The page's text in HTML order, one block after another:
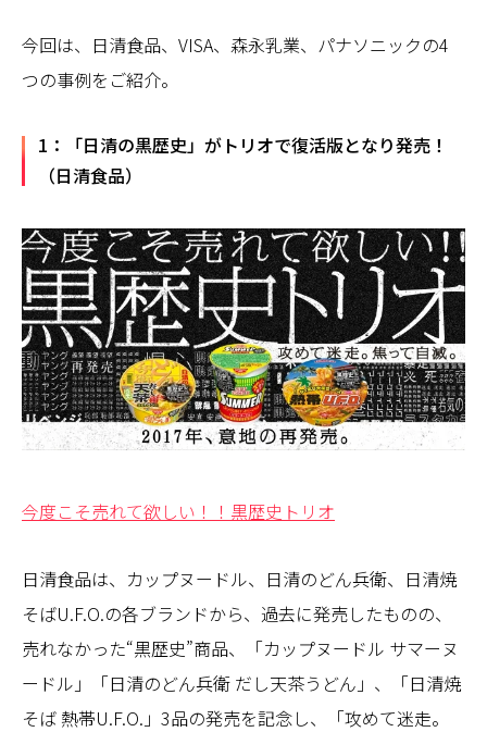
今回は、日清食品、VISA、森永乳業、パナソニックの4
つの事例をご紹介。
1：「日清の黒歴史」がトリオで復活版となり発売！
（日清食品）
今度こそ売れて欲しい！！黒歴史トリオ
日清食品は、カップヌードル、日清のどん兵衛、日清焼
そばU.F.O.の各ブランドから、過去に発売したものの、
売れなかった“黒歴史”商品、「カップヌードル サマーヌ
ードル」「日清のどん兵衛 だし天茶うどん」、「日清焼
そば 熱帯U.F.O.」3品の発売を記念し、「攻めて迷走。